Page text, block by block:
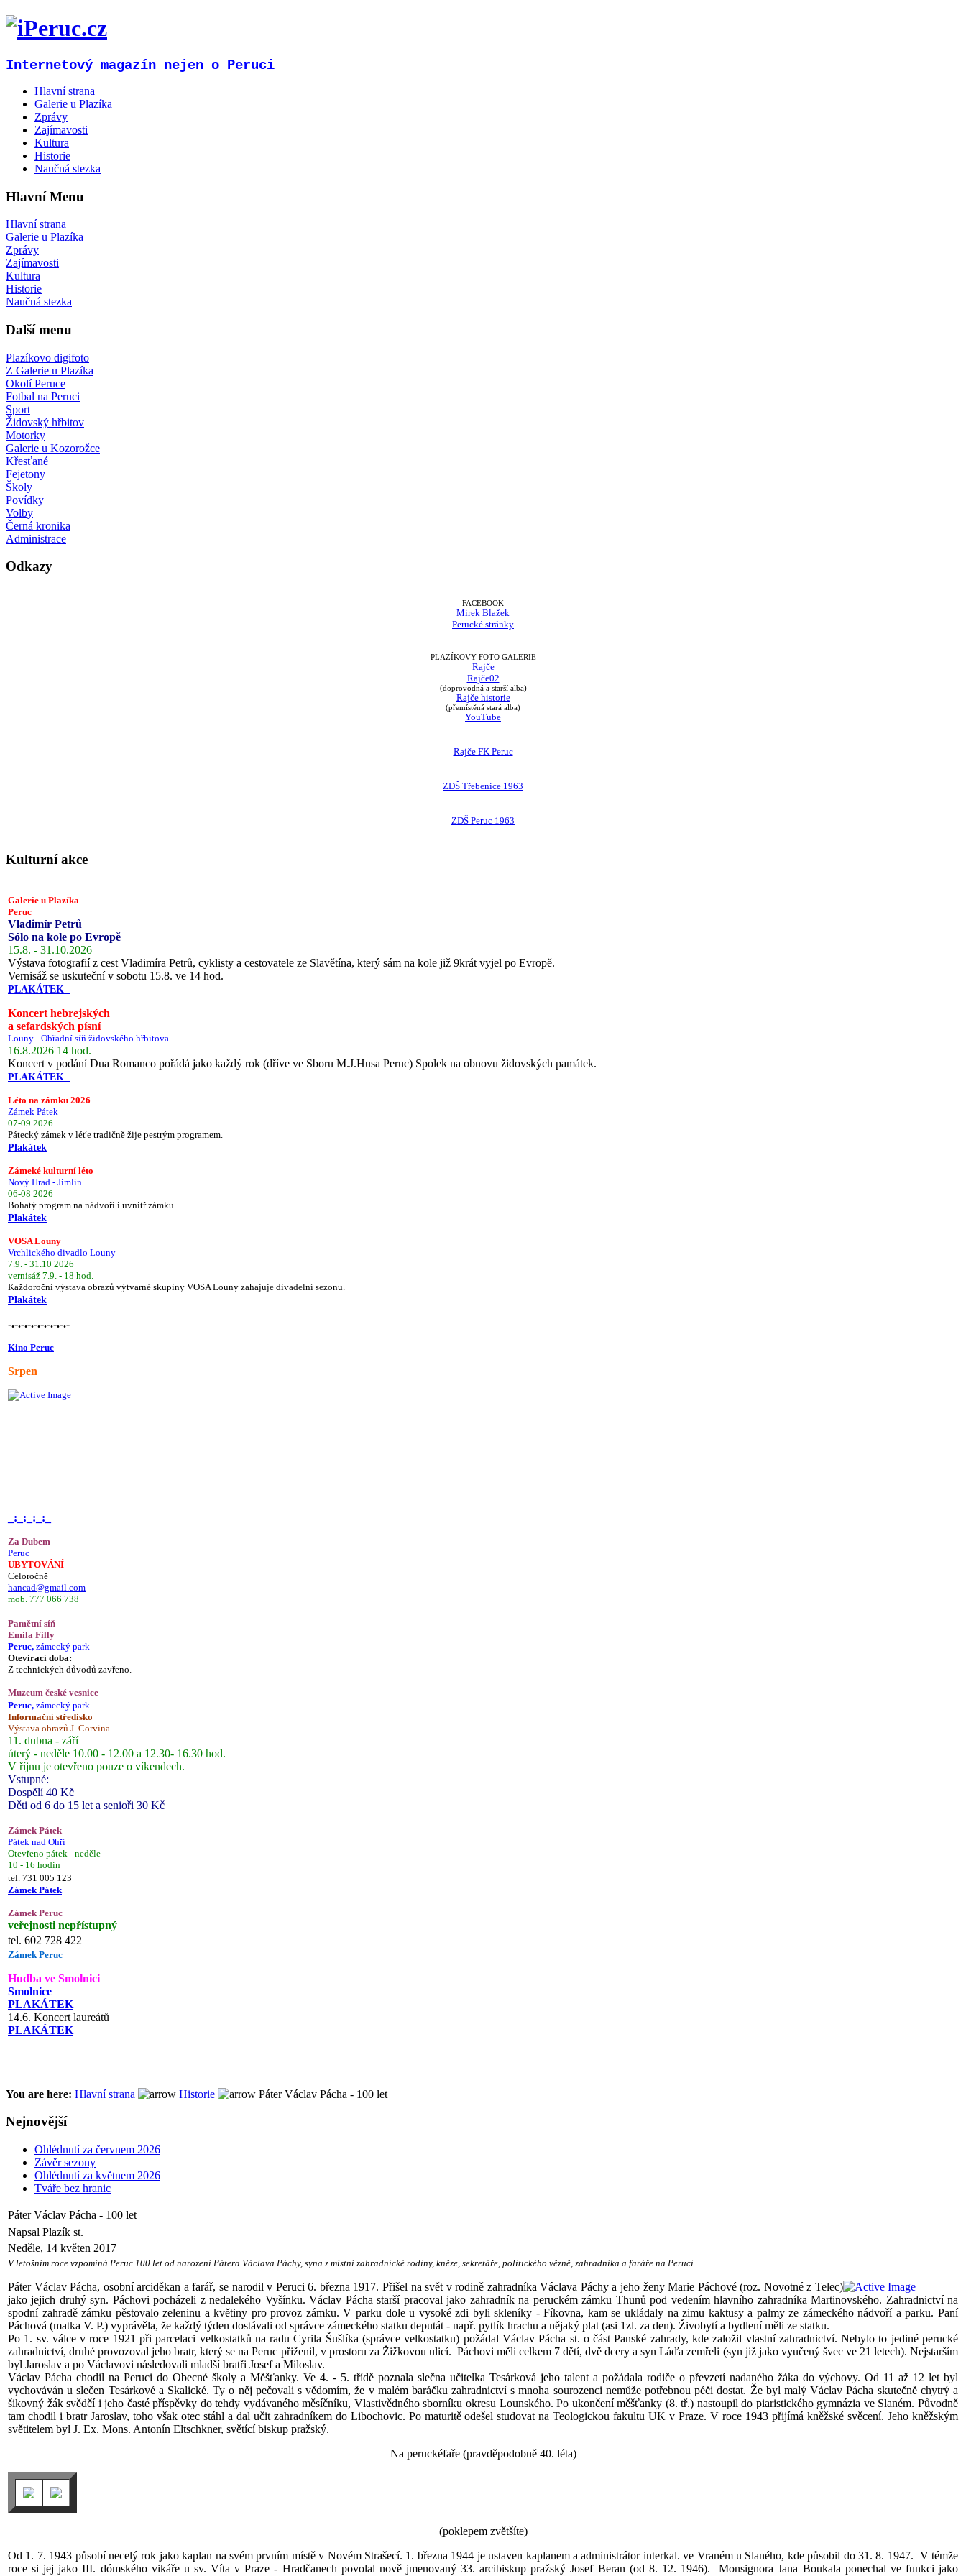
Internetový magazín nejen o Peruci
Hlavní strana
Galerie u Plazíka
Zprávy
Zajímavosti
Kultura
Historie
Naučná stezka
Hlavní Menu
Hlavní strana
Galerie u Plazíka
Zprávy
Zajímavosti
Kultura
Historie
Naučná stezka
Další menu
Plazíkovo digifoto
Z Galerie u Plazíka
Okolí Peruce
Fotbal na Peruci
Sport
Židovský hřbitov
Motorky
Galerie u Kozorožce
Křesťané
Fejetony
Školy
Povídky
Volby
Černá kronika
Administrace
Odkazy
FACEBOOK
Mirek Blažek
Perucké stránky
PLAZÍKOVY FOTO GALERIE
Rajče
Rajče02
(doprovodná a starší alba)
Rajče historie
(přemístěná stará alba)
YouTube
Rajče FK Peruc
ZDŠ Třebenice 1963
ZDŠ Peruc 1963
Kulturní akce
Galerie u Plazíka
Peruc
Vladimír Petrů
Sólo na kole po Evropě
15.8. - 31.10.2026
Výstava fotografií z cest Vladimíra Petrů, cyklisty a cestovatele ze Slavětína, který sám na kole již 9krát vyjel po Evropě.
Vernisáž se uskuteční v sobotu 15.8. ve 14 hod.
PLAKÁTEK
Koncert hebrejských
a sefardských písní
Louny - Obřadní síň židovského hřbitova
16.8.2026 14 hod.
Koncert v podání Dua Romanco pořádá jako každý rok (dříve ve Sboru M.J.Husa Peruc) Spolek na obnovu židovských památek.
PLAKÁTEK
Léto na zámku 2026
Zámek Pátek
07-09 2026
Pátecký zámek v léťe tradičně žije pestrým programem.
Plakátek
Zámeké kulturní léto
Nový Hrad - Jimlín
06-08 2026
Bohatý program na nádvoří i uvnitř zámku.
Plakátek
VOSA Louny
Vrchlického divadlo Louny
7.9. - 31.10 2026
vernisáž 7.9. - 18 hod.
Každoroční výstava obrazů výtvarné skupiny VOSA Louny zahajuje divadelní sezonu.
Plakátek
-.-.-.-.-.-.-.-.-.-
Kino Peruc
Srpen
_:_:_:_:_
Za Dubem
Peruc
UBYTOVÁNÍ
Celoročně
hancad@gmail.com
mob. 777 066 738
Pamětní síň
Emila Filly
Peruc, zámecký park
Otevírací doba:
Z technických důvodů zavřeno.
Muzeum české vesnice
Peruc, zámecký park
Informační středisko
Výstava obrazů J. Corvina
11. dubna - září
úterý - neděle 10.00 - 12.00 a 12.30- 16.30 hod.
V říjnu je otevřeno pouze o víkendech.
Vstupné:
Dospělí 40 Kč
Děti od 6 do 15 let a senioři 30 Kč
Zámek Pátek
Pátek nad Ohří
Otevřeno pátek - neděle
10 - 16 hodin
tel. 731 005 123
Zámek Pátek
Zámek Peruc
veřejnosti nepřístupný
tel. 602 728 422
Zámek Peruc
Hudba ve Smolnici
Smolnice
PLAKÁTEK
14.6. Koncert laureátů
PLAKÁTEK
You are here: Hlavní strana Historie Páter Václav Pácha - 100 let
Nejnovější
Ohlédnutí za červnem 2026
Závěr sezony
Ohlédnutí za květnem 2026
Tváře bez hranic
Páter Václav Pácha - 100 let
Napsal Plazík st.
Neděle, 14 květen 2017
V letošním roce vzpomíná Peruc 100 let od narození Pátera Václava Páchy, syna z místní zahradnické rodiny, kněze, sekretáře, politického vězně, zahradníka a faráře na Peruci.
Páter Václav Pácha, osobní arciděkan a farář, se narodil v Peruci 6. března 1917. Přišel na svět v rodině zahradníka Václava Páchy a jeho ženy Marie Páchové (roz. Novotné z Telec)
jako jejich druhý syn. Páchovi pocházeli z nedalekého Vyšínku. Václav Pácha starší pracoval jako zahradník na peruckém zámku Thunů pod vedením hlavního zahradníka Martinovského. Zahradnictví na
spodní zahradě zámku pěstovalo zeleninu a květiny pro provoz zámku. V parku dole u vysoké zdi byli skleníky - Fíkovna, kam se ukládaly na zimu kaktusy a palmy ze zámeckého nádvoří a parku. Paní
Páchová (matka V. P.) vyprávěla, že každý týden dostávali od správce zámeckého statku deputát - např. pytlík hrachu a nějaký plat (asi 1zl. za den). Živobytí a bydlení měli ze statku.
Po 1. sv. válce v roce 1921 při parcelaci velkostatků na radu Cyrila Šušlíka (správce velkostatku) požádal Václav Pácha st. o část Panské zahrady, kde založil vlastní zahradnictví. Nebylo to jediné perucké
zahradnictví, druhé provozoval jeho bratr, který se na Peruc přiženil, v prostoru za Žižkovou ulicí. Páchovi měli celkem 7 dětí, dvě dcery a syn Láďa zemřeli (syn již jako vyučený švec ve 21 letech). Nejstarším
byl Jaroslav a po Václavovi následovali mladší bratři Josef a Miloslav.
Václav Pácha chodil na Peruci do Obecné školy a Měšťanky. Ve 4. - 5. třídě poznala slečna učitelka Tesárková jeho talent a požádala rodiče o převzetí nadaného žáka do výchovy. Od 11 až 12 let byl
vychováván u slečen Tesárkové a Skalické. Ty o něj pečovali s vědomím, že v malém baráčku zahradnictví s mnoha sourozenci nemůže potřebnou péči dostat. Že byl malý Václav Pácha skutečně chytrý a
šikovný žák svědčí i jeho časté příspěvky do tehdy vydávaného měsíčníku, Vlastivědného sborníku okresu Lounského. Po ukončení měšťanky (8. tř.) nastoupil do piaristického gymnázia ve Slaném. Původně
tam chodil i bratr Jaroslav, toho však otec stáhl a dal učit zahradníkem do Libochovic. Po maturitě odešel studovat na Teologickou fakultu UK v Praze. V roce 1943 přijímá kněžské svěcení. Jeho kněžským
světitelem byl J. Ex. Mons. Antonín Eltschkner, světící biskup pražský.
Na peruckéfaře (pravděpodobně 40. léta)
(poklepem zvětšíte)
Od 1. 7. 1943 působí necelý rok jako kaplan na svém prvním místě v Novém Strašecí. 1. března 1944 je ustaven kaplanem a administrátor interkal. ve Vraném u Slaného, kde působil do 31. 8. 1947. V témže
roce si jej jako III. dómského vikáře u sv. Víta v Praze - Hradčanech povolal nově jmenovaný 33. arcibiskup pražský Josef Beran (od 8. 12. 1946). Monsignora Jana Boukala ponechal ve funkci jako